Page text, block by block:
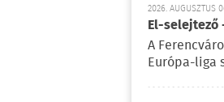
2026. AUGUSZTUS
El-selejtező
A
Európa-liga